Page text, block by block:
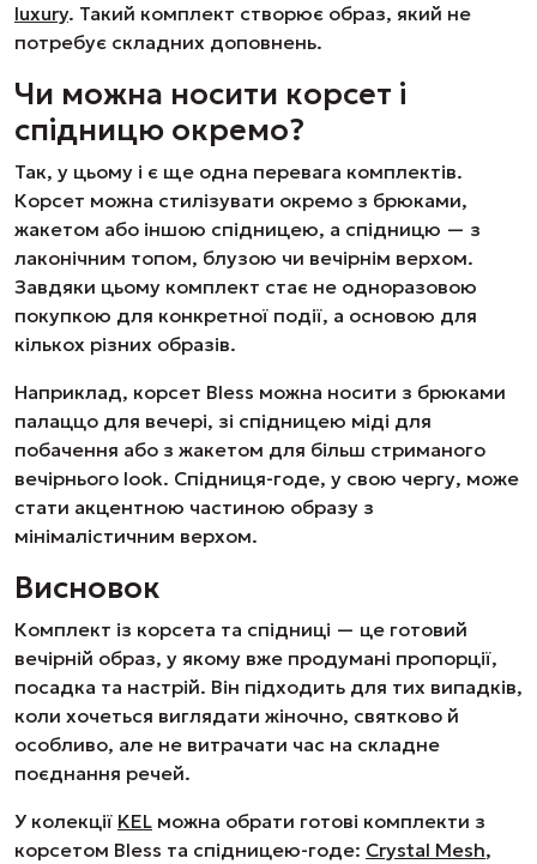
luxury. Такий комплект створює образ, який не
потребує складних доповнень.
Чи можна носити корсет і
спідницю окремо?
Так, у цьому і є ще одна перевага комплектів.
Корсет можна стилізувати окремо з брюками,
жакетом або іншою спідницею, а спідницю — з
лаконічним топом, блузою чи вечірнім верхом.
Завдяки цьому комплект стає не одноразовою
покупкою для конкретної події, а основою для
кількох різних образів.
Наприклад, корсет Bless можна носити з брюками
палаццо для вечері, зі спідницею міді для
побачення або з жакетом для більш стриманого
вечірнього look. Спідниця-годе, у свою чергу, може
стати акцентною частиною образу з
мінімалістичним верхом.
Висновок
Комплект із корсета та спідниці — це готовий
вечірній образ, у якому вже продумані пропорції,
посадка та настрій. Він підходить для тих випадків,
коли хочеться виглядати жіночно, святково й
особливо, але не витрачати час на складне
поєднання речей.
У колекції KEL можна обрати готові комплекти з
корсетом Bless та спідницею-годе: Crystal Mesh,